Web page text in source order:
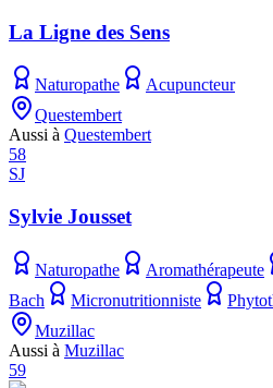
La Ligne des Sens
Naturopathe
Acupuncteur
Questembert
Aussi à Questembert
58
SJ
Sylvie Jousset
Naturopathe Aromathérapeute
Bach
Micronutritionniste
Muzillac
Aussi à Muzillac
59